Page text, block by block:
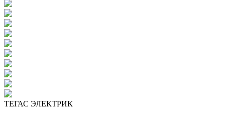
ТЕГАС ЭЛЕКТРИК